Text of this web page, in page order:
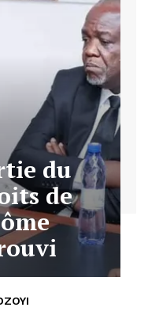
du
de